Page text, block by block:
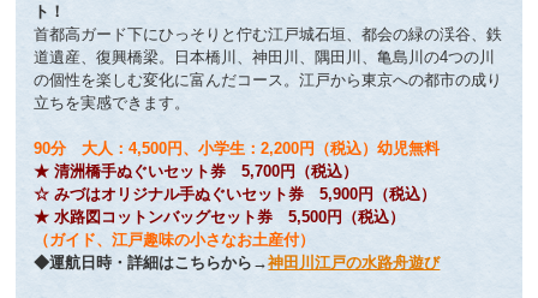
ト！
首都高ガード下にひっそりと佇む江戸城石垣、都会の緑の渓谷、鉄
道遺産、復興橋梁。日本橋川、神田川、隅田川、亀島川の4つの川
の個性を楽しむ変化に富んだコース。江戸から東京への都市の成り
立ちを実感できます。
90分 大人：4,500円、小学生：2,200円（税込）幼児無料
★ 清洲橋手ぬぐいセット券 5,700円（税込）
☆ みづはオリジナル手ぬぐいセット券 5,900円（税込）
★ 水路図コットンバッグセット券 5,500円（税込）
（ガイド、江戸趣味の小さなお土産付）
◆運航日時・詳細はこちらから →神田川江戸の水路舟遊び